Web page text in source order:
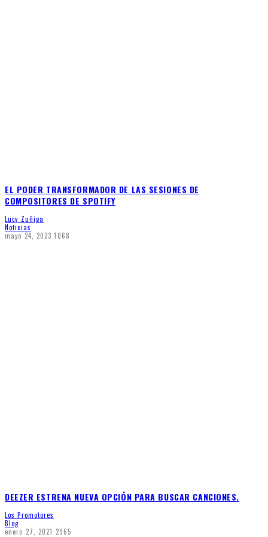
EL PODER TRANSFORMADOR DE LAS SESIONES DE
COMPOSITORES DE SPOTIFY
Lucy Zuñiga
Noticias
mayo 24, 2023 1068
DEEZER ESTRENA NUEVA OPCIÓN PARA BUSCAR CANCIONES.
Los Promotores
Blog
enero 27, 2021 2965